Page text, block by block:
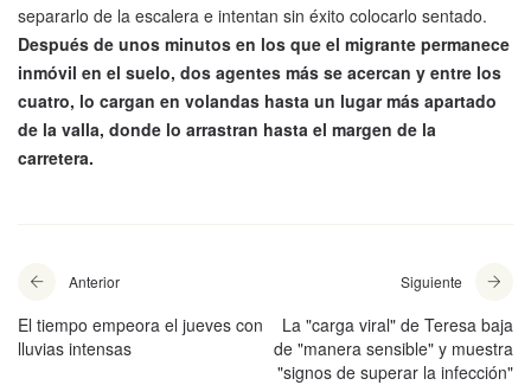
separarlo de la escalera e intentan sin éxito colocarlo sentado.
Después de unos minutos en los que el migrante permanece
inmóvil en el suelo, dos agentes más se acercan y entre los
cuatro, lo cargan en volandas hasta un lugar más apartado
de la valla, donde lo arrastran hasta el margen de la
carretera.
Anterior
El tiempo empeora el jueves con
lluvias intensas
Siguiente
La "carga viral" de Teresa baja
de "manera sensible" y muestra
"signos de superar la infección"